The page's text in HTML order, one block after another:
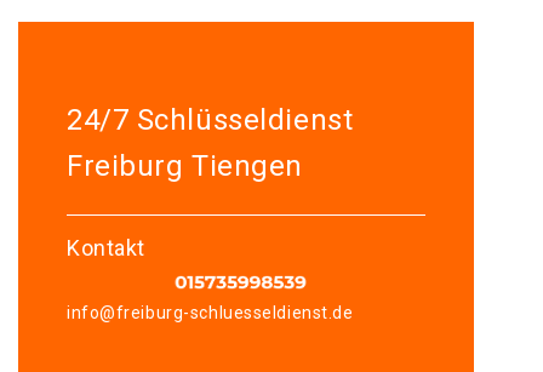
24/7 Schlüsseldienst
Freiburg Tiengen
Kontakt
info@freiburg-schluesseldienst.de